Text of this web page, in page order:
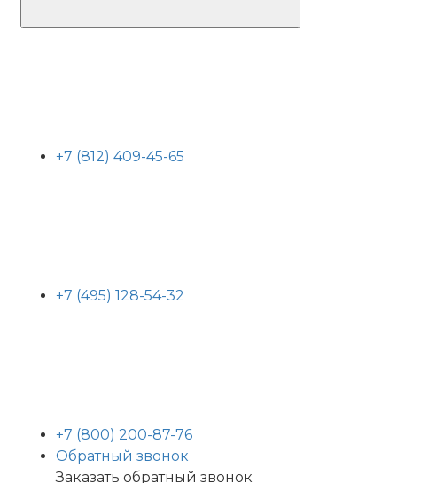
+7 (812) 409-45-65
+7 (495) 128-54-32
+7 (800) 200-87-76
Обратный звонок
Заказать обратный звонок